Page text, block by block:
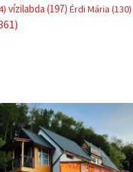
vízilabda (197) Érdi Mária (130)